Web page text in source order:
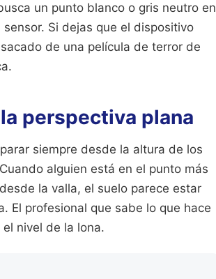
un punto blanco o gris neutro en
Si dejas que el dispositivo
de una película de terror de
perspectiva plana
siempre desde la altura de los
alguien está en el punto más
la valla, el suelo parece estar
El profesional que sabe lo que hace
nivel de la lona.